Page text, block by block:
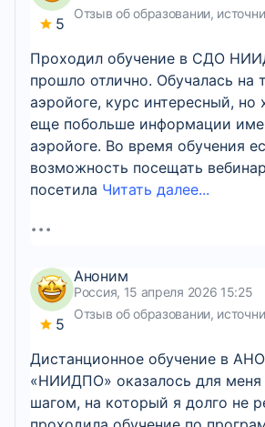
5
Отзыв об образовании,
Проходил обучение в СДО
прошло отлично. Обучалась на
аэройоге, курс интересный, но
еще побольше информации
аэройоге. Во время обучения
возможность посещать
посетила Читать далее...
5
Аноним
Россия, 15 апреля 2026 15:25
Отзыв об образовании,
Дистанционное обучение в
«НИИДПО» оказалось для
шагом, на который я долго не